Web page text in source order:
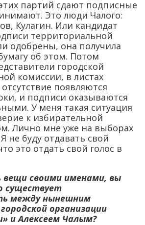
партий сдают подписные
Это люди Чалого:
Кулагин. Или кандидат
территориальной
одобрены, она получила
об этом. Потом
городской
комиссии, в листах
появляются
и подписи оказываются
У меня такая ситуация
к избирательной
Лично мне уже на выборах
не буду отдавать свой
это отдать свой голос в
вещи своими именами, вы
существует
между нынешним
организации
и Алексеем Чалым?